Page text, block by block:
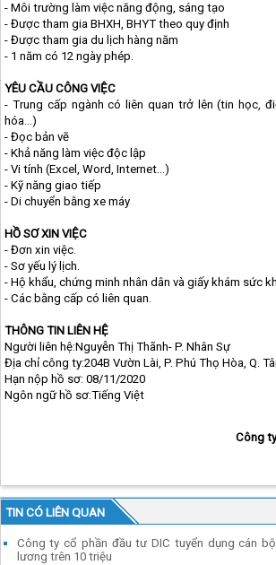
- Môi trường làm việc năng động, sáng tạo
- Được tham gia BHXH, BHYT theo quy định
- Được tham gia du lịch hàng năm
- 1 năm có 12 ngày phép.
YÊU CẦU CÔNG VIỆC
- Trung cấp ngành có liên quan trở lên (tin học,
hóa...)
- Đọc bản vẽ
- Khả năng làm việc độc lập
- Vi tính (Excel, Word, Internet…)
- Kỹ năng giao tiếp
- Di chuyển bằng xe máy
HỒ SƠ XIN VIỆC
- Đơn xin việc.
- Sơ yếu lý lịch.
- Hộ khẩu, chứng minh nhân dân và giấy khám sức
- Các bằng cấp có liên quan.
THÔNG TIN LIÊN HỆ
Người liên hệ:Nguyễn Thị Thãnh- P. Nhân Sự
Địa chỉ công ty:204B Vườn Lài, P. Phú Thọ Hòa, Q.
Hạn nộp hồ sơ: 08/11/2020
Ngôn ngữ hồ sơ:Tiếng Việt
Công
TIN CÓ LIÊN QUAN
Công ty cổ phần đầu tư DIC tuyển dụng cán
lương trên 10 triệu